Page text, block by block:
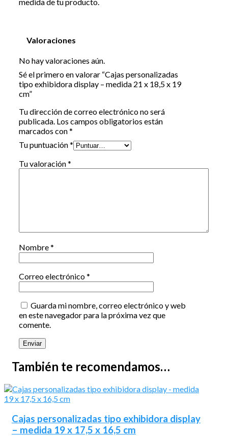
Valoraciones
No hay valoraciones aún.
Sé el primero en valorar “Cajas personalizadas
tipo exhibidora display – medida 21 x 18,5 x 19
cm”
Tu dirección de correo electrónico no será
publicada. Los campos obligatorios están
marcados con*
Tu puntuación*
Tu valoración*
Nombre*
Correo electrónico*
Guarda mi nombre, correo electrónico y web
en este navegador para la próxima vez que
comente.
También te recomendamos…
Cajas personalizadas tipo exhibidora display
– medida 19 x 17,5 x 16,5 cm